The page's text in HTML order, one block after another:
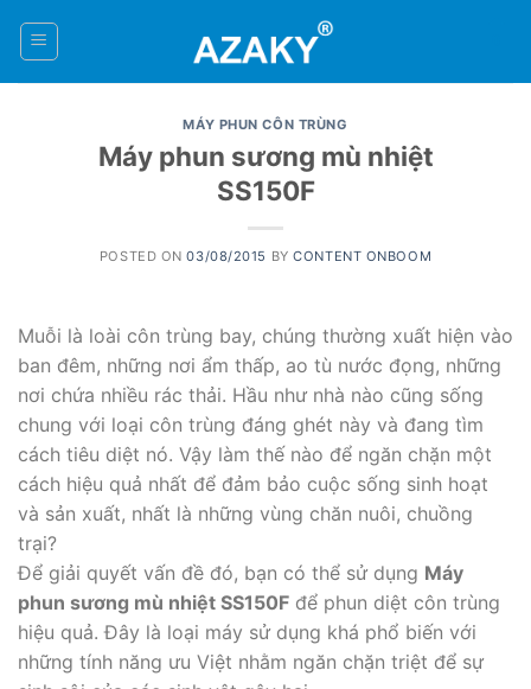
MÁY PHUN CÔN TRÙNG
Máy phun sương mù nhiệt
SS150F
POSTED ON03/08/2015 BYCONTENT ONBOOM
Muỗi là loài côn trùng bay, chúng thường xuất hiện vào
ban đêm, những nơi ẩm thấp, ao tù nước đọng, những
nơi chứa nhiều rác thải. Hầu như nhà nào cũng sống
chung với loại côn trùng đáng ghét này và đang tìm
cách tiêu diệt nó. Vậy làm thế nào để ngăn chặn một
cách hiệu quả nhất để đảm bảo cuộc sống sinh hoạt
và sản xuất, nhất là những vùng chăn nuôi, chuồng
trại?
Để giải quyết vấn đề đó, bạn có thể sử dụng Máy
phun sương mù nhiệt SS150F để phun diệt côn trùng
hiệu quả. Đây là loại máy sử dụng khá phổ biến với
những tính năng ưu Việt nhằm ngăn chặn triệt để sự